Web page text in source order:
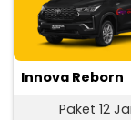
Innova Reborn
Paket 12